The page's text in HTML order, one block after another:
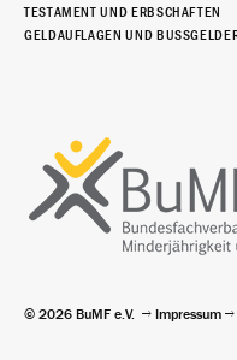
TESTAMENT UND ERBSCHAFTEN
GELDAUFLAGEN UND BUSSGELDER
© 2026 BuMF e.V. Impressum